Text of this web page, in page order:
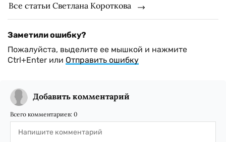
Все статьи Светлана Короткова
Заметили ошибку?
Пожалуйста, выделите ее мышкой и нажмите
Ctrl+Enter или Отправить ошибку
Добавить комментарий
Всего комментариев: 0